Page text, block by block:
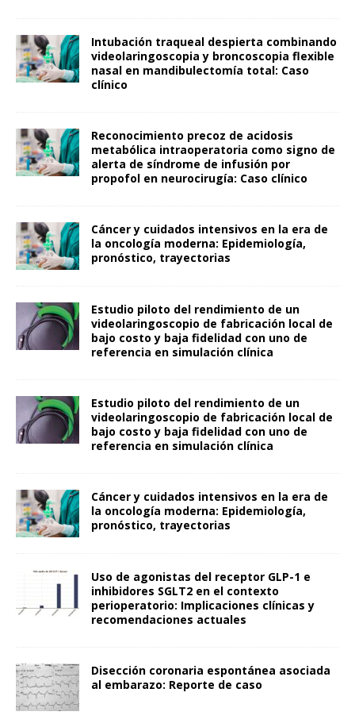
Intubación traqueal despierta combinando
videolaringoscopia y broncoscopia flexible
nasal en mandibulectomía total: Caso
clínico
Reconocimiento precoz de acidosis
metabólica intraoperatoria como signo de
alerta de síndrome de infusión por
propofol en neurocirugía: Caso clínico
Cáncer y cuidados intensivos en la era de
la oncología moderna: Epidemiología,
pronóstico, trayectorias
Estudio piloto del rendimiento de un
videolaringoscopio de fabricación local de
bajo costo y baja fidelidad con uno de
referencia en simulación clínica
Estudio piloto del rendimiento de un
videolaringoscopio de fabricación local de
bajo costo y baja fidelidad con uno de
referencia en simulación clínica
Cáncer y cuidados intensivos en la era de
la oncología moderna: Epidemiología,
pronóstico, trayectorias
Uso de agonistas del receptor GLP-1 e
inhibidores SGLT2 en el contexto
perioperatorio: Implicaciones clínicas y
recomendaciones actuales
Disección coronaria espontánea asociada
al embarazo: Reporte de caso